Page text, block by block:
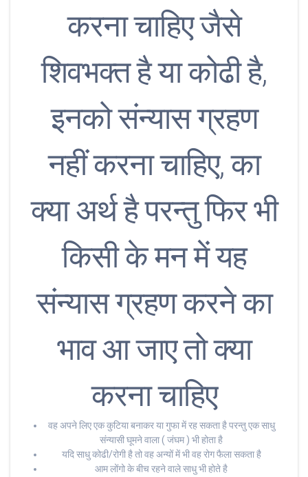
करना चाहिए जैसे
शिवभक्त है या कोढी है,
इनको संन्यास ग्रहण
नहीं करना चाहिए, का
क्या अर्थ है परन्तु फिर भी
किसी के मन में यह
संन्यास ग्रहण करने का
भाव आ जाए तो क्या
करना चाहिए
वह अपने लिए एक कुटिया बनाकर या गुफा में रह सकता है परन्तु एक साधु
संन्यासी घूमने वाला ( जंघम ) भी होता है
यदि साधु कोढी/रोगी है तो वह अन्यों में भी वह रोग फैला सकता है
आम लोंगो के बीच रहने वाले साधु भी होते है